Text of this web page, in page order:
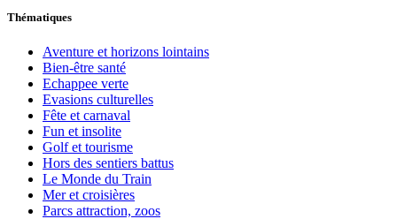
Thématiques
Aventure et horizons lointains
Bien-être santé
Echappee verte
Evasions culturelles
Fête et carnaval
Fun et insolite
Golf et tourisme
Hors des sentiers battus
Le Monde du Train
Mer et croisières
Parcs attraction, zoos